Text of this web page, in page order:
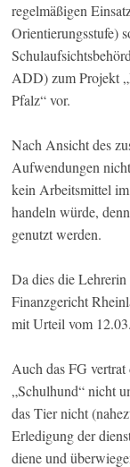
regelmäßigen
Orientierungsstufe)
ADD) zum Projekt
Pfalz“ vor.
Nach Ansicht des
Aufwendungen
kein Arbeitsmittel
handeln würde,
genutzt werden.
Da dies die
Finanzgericht
mit Urteil vom
Auch das FG
„Schulhund“ nicht
das Tier nicht
Erledigung der
diene und